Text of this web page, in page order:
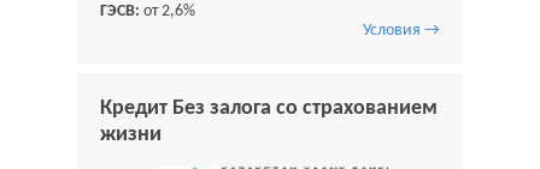
ГЭСВ: от 2,6%
Условия →
Кредит Без залога со страхованием
жизни